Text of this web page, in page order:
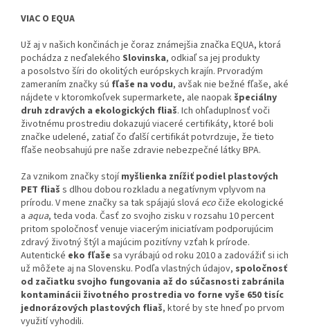
VIAC O EQUA
Už aj v našich končinách je čoraz známejšia značka EQUA, ktorá
pochádza z neďalekého Slovinska, odkiaľ sa jej produkty
a posolstvo šíri do okolitých európskych krajín. Prvoradým
zameraním značky sú fľaše na vodu, avšak nie bežné fľaše, aké
nájdete v ktoromkoľvek supermarkete, ale naopak špeciálny
druh zdravých a ekologických fliaš. Ich ohľaduplnosť voči
životnému prostrediu dokazujú viaceré certifikáty, ktoré boli
značke udelené, zatiaľ čo ďalší certifikát potvrdzuje, že tieto
fľaše neobsahujú pre naše zdravie nebezpečné látky BPA.
Za vznikom značky stojímyšlienka znížiť podiel plastových
PET fliaš s dlhou dobou rozkladu a negatívnym vplyvom na
prírodu. V mene značky sa tak spájajú slová ecočiže ekologické
a aqua, teda voda. Časť zo svojho zisku v rozsahu 10 percent
pritom spoločnosť venuje viacerým iniciatívam podporujúcim
zdravý životný štýl a majúcim pozitívny vzťah k prírode.
Autentické eko fľaše sa vyrábajú od roku 2010 a zadovážiť si ich
už môžete aj na Slovensku. Podľa vlastných údajov, spoločnosť
od začiatku svojho fungovania až do súčasnosti zabránila
kontaminácii životného prostredia vo forne vyše 650 tisíc
jednorázových plastových fliaš, ktoré by ste hneď po prvom
využití vyhodili.